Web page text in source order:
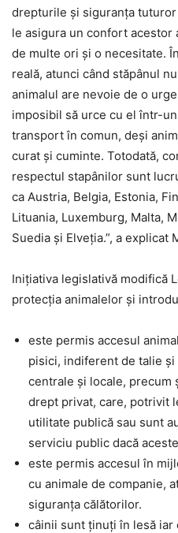
drepturile şi siguranţa
le asigura un confort acestor
de multe ori şi o necesitate.
reală, atunci când stăpânul
animalul are nevoie de o
imposibil să urce cu el într-
transport în comun, deşi
curat şi cuminte. Totodată,
respectul stapânilor sunt
ca Austria, Belgia, Estonia,
Lituania, Luxemburg, Malta,
Suedia şi Elveţia.”, a explicat
Inițiativa legislativă modifică
protecția animalelor și
este permis accesul
pisici, indiferent de talie
centrale și locale, precum
drept privat, care, potrivit
utilitate publică sau sunt
serviciu public dacă
este permis accesul în
cu animale de companie,
siguranța călătorilor.
câinii sunt ținuți în lesă